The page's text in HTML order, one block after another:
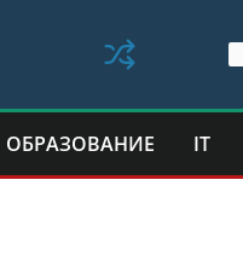
ОБРАЗОВАНИЕ IT